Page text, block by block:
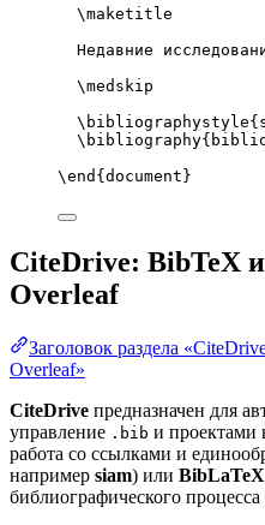
\maketitle
Недавние
\medskip
\bibliographystyle
\bibliography
\end { document }
CiteDrive: BibTeX
Overleaf
Заголовок раздела
Overleaf»
CiteDrive предназначен для
управление .bib и проектами
работа со ссылками и
например siam) или BibLaTeX
библиографического процесса